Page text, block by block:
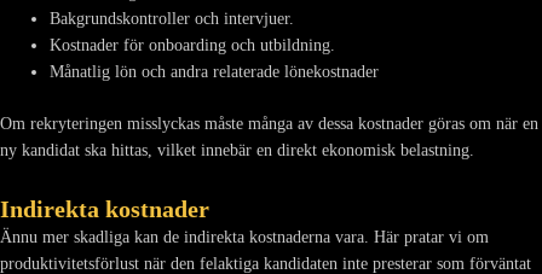
Bakgrundskontroller och intervjuer.
Kostnader för onboarding och utbildning.
Månatlig lön och andra relaterade lönekostnader
Om rekryteringen misslyckas måste många av dessa kostnader göras om när en
ny kandidat ska hittas, vilket innebär en direkt ekonomisk belastning.
Indirekta kostnader
Ännu mer skadliga kan de indirekta kostnaderna vara. Här pratar vi om
produktivitetsförlust när den felaktiga kandidaten inte presterar som förväntat